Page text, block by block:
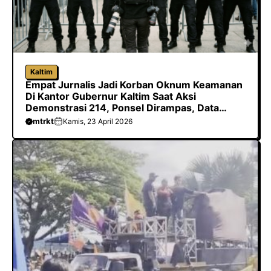
Kaltim
Empat Jurnalis Jadi Korban Oknum Keamanan
Di Kantor Gubernur Kaltim Saat Aksi
Demonstrasi 214, Ponsel Dirampas, Data
Dihapus Hingga Dilarang Meliput
mtrkt Kamis, 23 April 2026